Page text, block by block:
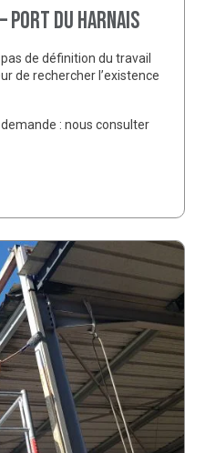
Port du harnais
de définition du travail
de rechercher l’existence
: nous consulter